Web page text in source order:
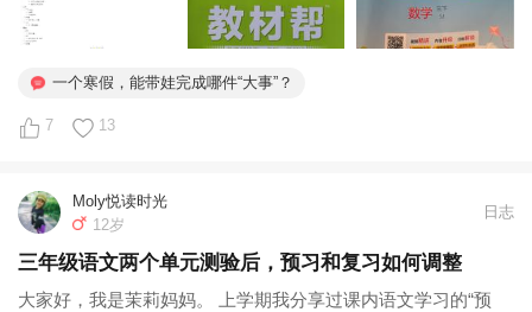
一个寒假，能带娃完成哪件“大事”？
7 13
Moly悦读时光
12岁
日志
三年级语文两个单元测验后，预习和复习如何调整
大家好，我是茉莉妈妈。 上学期我分享过课内语文学习的“预